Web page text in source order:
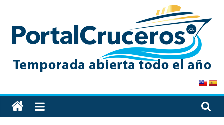
content
PortalCruceros
Toda
la